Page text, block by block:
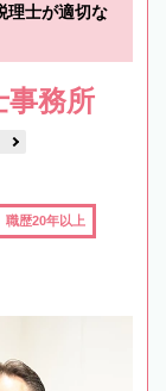
理士が適切な
事務所
職歴20年以上